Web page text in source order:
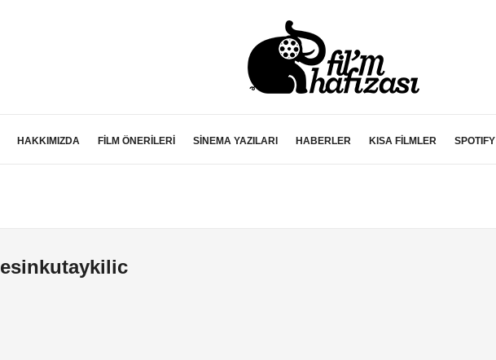
HAKKIMIZDA FİLM ÖNERİLERİ SİNEMA YAZILARI HABERLER KISA FİLMLER SPOTIFY
esinkutaykilic